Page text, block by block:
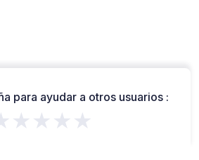
para ayudar a otros usuarios :